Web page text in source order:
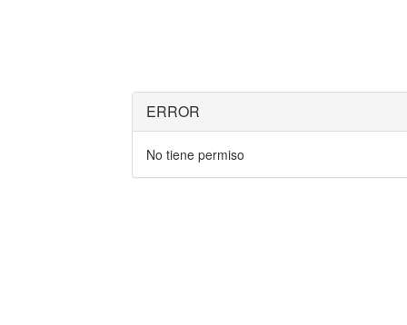
ERROR
No tiene permiso